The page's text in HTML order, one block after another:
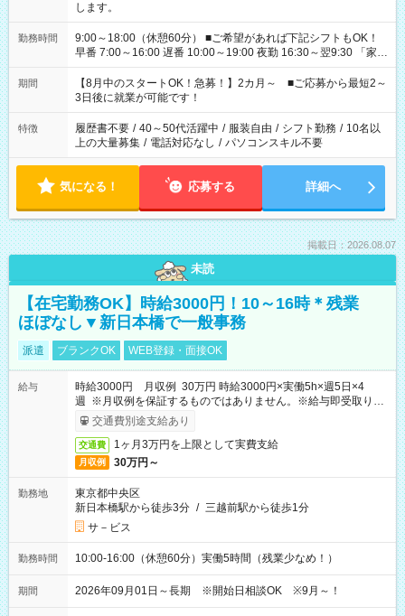
します。
勤務時間
9:00～18:00（休憩60分） ■ご希望があれば下記シフトもOK！
早番 7:00～16:00 遅番 10:00～19:00 夜勤 16:30～翌9:30 「家族
と休みを合わせたい」 「余裕を持って夕飯の準備がしたい」
「できれば残業はしたくない」 など、ご希望を教えてください
ね。 ※Wワーク希望の方へ 今ご覧のお仕事で希望する勤務時間
と、もう1つのお仕事の勤務時間。 合計で週40時間を超える場
合は応募できません。
期間
【8月中のスタートOK！急募！】2カ月～ ■ご応募から最短2～
3日後に就業が可能です！
特徴 履歴書不要 / 40～50代活躍中 / 服装自由 / シフト勤務 / 10名以
上の大量募集 / 電話対応なし / パソコンスキル不要
気になる！ 応募する 詳細へ
掲載日：2026.08.07
未読
【在宅勤務OK】時給3000円！10～16時＊残業
ほぼなし▼新日本橋で一般事務
派遣 ブランクOK WEB登録・面接OK
給与
時給3000円 月収例 30万円 時給3000円×実働5h×週5日×4
週 ※月収例を保証するものではありません。※給与即受取りサ
ービス利用可（利用条件有）
交通費別途支給あり
交通費 1ヶ月3万円を上限として実費支給
月収例 30万円～
勤務地
東京都中央区
新日本橋駅から徒歩3分 / 三越前駅から徒歩1分
サ－ビス
勤務時間 10:00-16:00（休憩60分）実働5時間（残業少なめ！）
期間 2026年09月01日～長期 ※開始日相談OK ※9月～！